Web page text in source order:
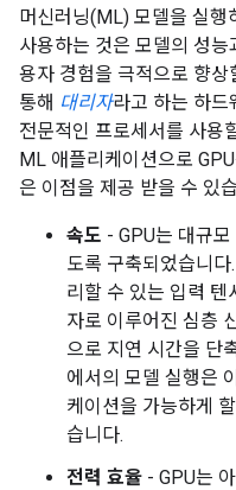
머신러닝(ML) 모델을 실행
사용하는 것은 모델의 성
용자 경험을 극적으로 향
통해 대리자라고 하는 하드
전문적인 프로세서를 사용
ML 애플리케이션으로
은 이점을 제공 받을 수 있
속도 - GPU는 대규
도록 구축되었습니
리할 수 있는 입력 텐
자로 이루어진 심층
으로 지연 시간을 단
에서의 모델 실행은
케이션을 가능하게
습니다.
전력 효율 - GPU는